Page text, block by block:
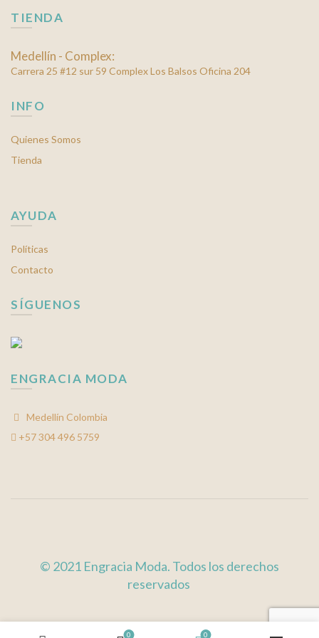
TIENDA
Medellín - Complex:
Carrera 25 #12 sur 59 Complex Los Balsos Oficina 204
INFO
Quienes Somos
Tienda
AYUDA
Políticas
Contacto
SÍGUENOS
ENGRACIA MODA
Medellín Colombia
+57 304 496 5759
© 2021 Engracia Moda. Todos los derechos
reservados
0 0